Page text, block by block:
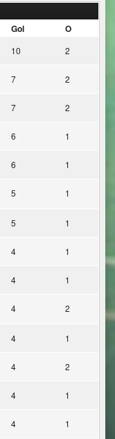
Gol O
10 2
7 2
7 2
6 1
6 1
5 1
5 1
4 1
4 1
4 2
4 1
4 2
4 1
4 1